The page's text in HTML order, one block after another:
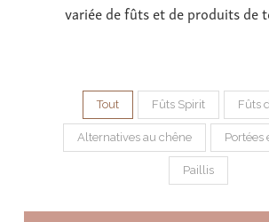
variée de fûts et de produits de
Tout Fûts Spirit Fûts
Alternatives au chêne Portées
Paillis